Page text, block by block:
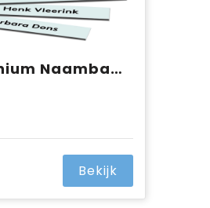
Aluminium Naambadge 70 x 25 mm
Bekijk